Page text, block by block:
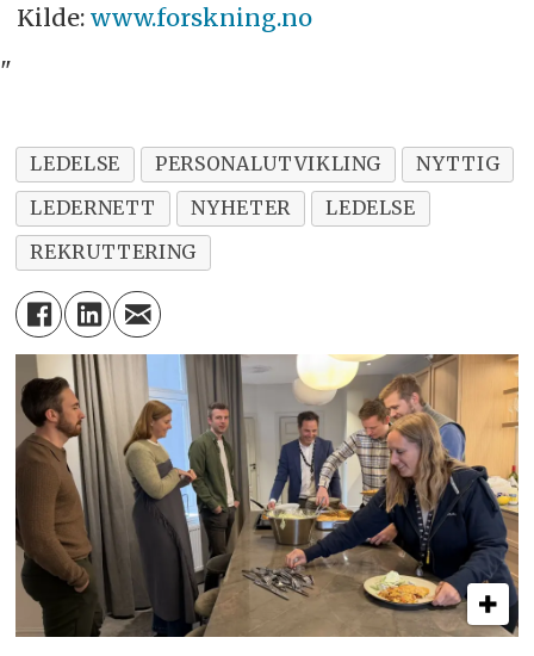
Kilde: www.forskning.no
"
LEDELSE PERSONALUTVIKLING
NYTTIG
LEDERNETT
NYHETER
LEDELSE
REKRUTTERING